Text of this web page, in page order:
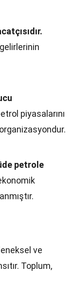
piyasalarını
petrole
ve
Toplum,